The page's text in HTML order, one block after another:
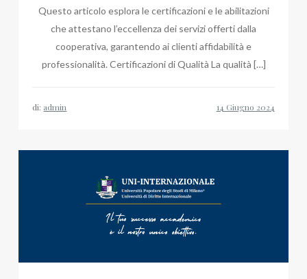
Questo articolo esplora le certificazioni e le abilitazioni
che attestano l’eccellenza dei servizi offerti dalla
cooperativa, garantendo ai clienti affidabilità e
professionalità. Certificazioni di Qualità La qualità […]
di: admin